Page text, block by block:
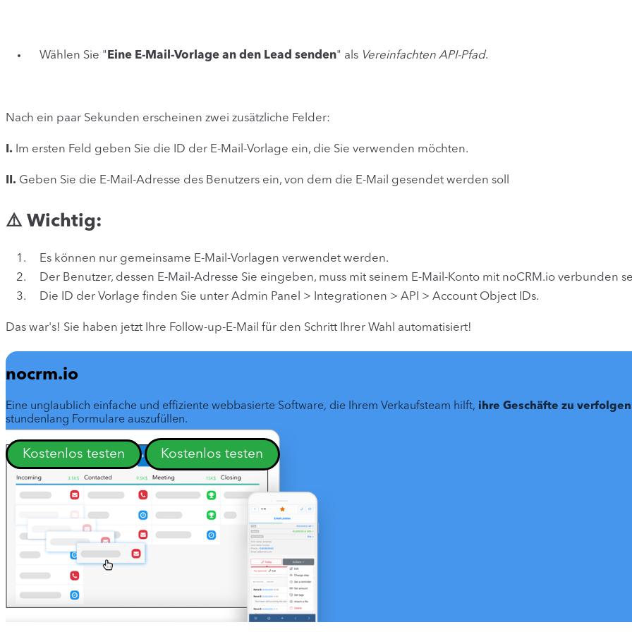
Wählen Sie " Eine E-Mail-Vorlage an den Lead senden" als Vereinfachten API-Pfad.
Nach ein paar Sekunden erscheinen zwei zusätzliche Felder:
I. Im ersten Feld geben Sie die ID der E-Mail-Vorlage ein, die Sie verwenden möchten.
II. Geben Sie die E-Mail-Adresse des Benutzers ein, von dem die E-Mail gesendet werden soll
⚠️ Wichtig:
Es können nur gemeinsame E-Mail-Vorlagen verwendet werden.
Der Benutzer, dessen E-Mail-Adresse Sie eingeben, muss mit seinem E-Mail-Konto mit noCRM.io verbunden
Die ID der Vorlage finden Sie unter Admin Panel > Integrationen > API > Account Object IDs.
Das war's! Sie haben jetzt Ihre Follow-up-E-Mail für den Schritt Ihrer Wahl automatisiert!
nocrm.io
Eine unglaublich einfache und effiziente webbasierte Software, die Ihrem Verkaufsteam hilft, ihre Geschäfte zu
stundenlang Formulare auszufüllen.
Kostenlos testen Kostenlos testen